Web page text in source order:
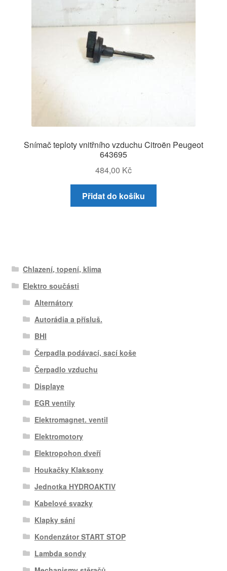
Snímač teploty vnitřního vzduchu Citroën Peugeot
643695
484,00 Kč
Přidat do košíku
Chlazení, topení, klima
Elektro součásti
Alternátory
Autorádia a přísluš.
BHI
Čerpadla podávací, sací koše
Čerpadlo vzduchu
Displaye
EGR ventily
Elektromagnet. ventil
Elektromotory
Elektropohon dveří
Houkačky Klaksony
Jednotka HYDROAKTIV
Kabelové svazky
Klapky sání
Kondenzátor START STOP
Lambda sondy